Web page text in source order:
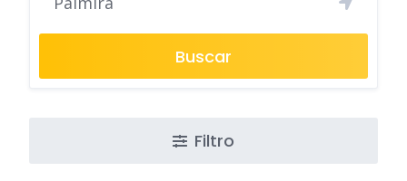
Buscar
Filtro